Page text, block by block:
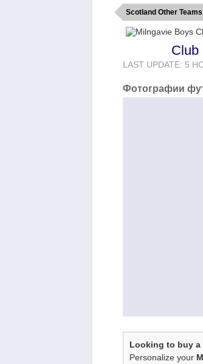
Scotland Other Teams
Club
LAST UPDATE: 5
Фотографии
Looking to buy a
Personalize your